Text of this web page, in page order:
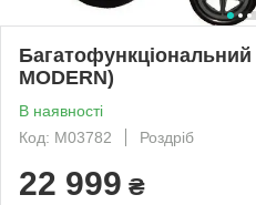
Багатофункціональний
MODERN)
В наявності
Код: M03782
Роздріб
22 999 ₴